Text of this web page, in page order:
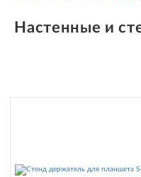
Настенные и